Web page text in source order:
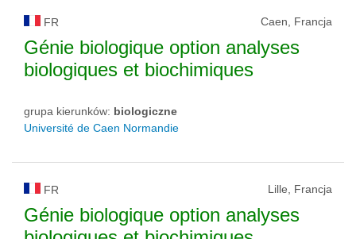
FR Caen, Francja
Génie biologique option analyses
biologiques et biochimiques
grupa kierunków: biologiczne
Université de Caen Normandie
FR Lille, Francja
Génie biologique option analyses